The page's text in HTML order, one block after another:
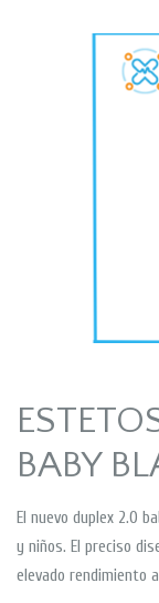
BABY
El nuevo duplex 2.0
y niños. El preciso
elevado rendimiento